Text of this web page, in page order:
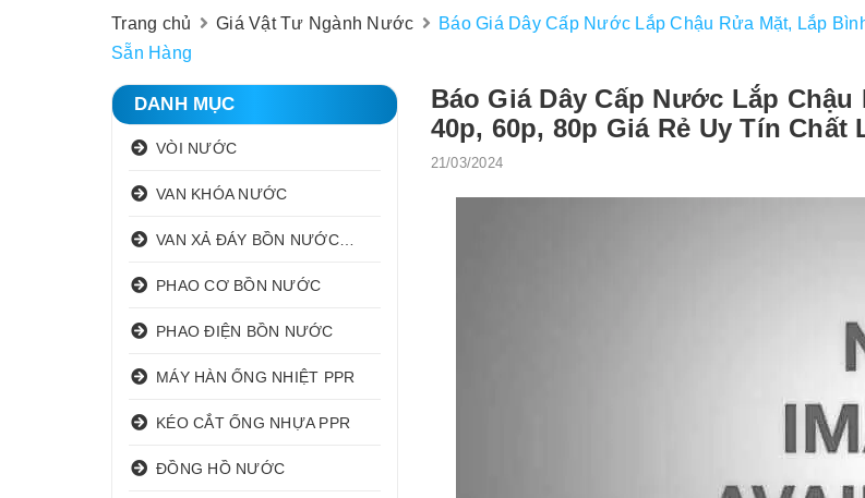
Trang chủ Giá Vật Tư Ngành Nước
Báo Giá Dây Cấp Nước Lắp Chậu Rửa Mặt, Lắp
Sẵn Hàng
Báo Giá Dây Cấp Nước Lắp
40p, 60p, 80p Giá Rẻ Uy Tín Chất
21/03/2024
DANH MỤC
VÒI NƯỚC
VAN KHÓA NƯỚC
VAN XẢ ĐÁY BỒN NƯỚC INOX
PHAO CƠ BỒN NƯỚC
PHAO ĐIỆN BỒN NƯỚC
MÁY HÀN ỐNG NHIỆT PPR
KÉO CẮT ỐNG NHỰA PPR
ĐỒNG HỒ NƯỚC